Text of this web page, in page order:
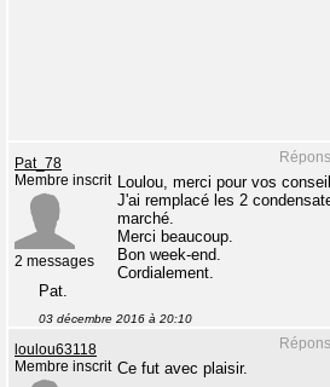
Pat_78
Membre inscrit
2 messages
Loulou, merci pour vos
J'ai remplacé les 2
marché.
Merci beaucoup.
Bon week-end.
Cordialement.
Pat.
03 décembre 2016 à 20:10
loulou63118
Membre inscrit Ce fut avec plaisir.